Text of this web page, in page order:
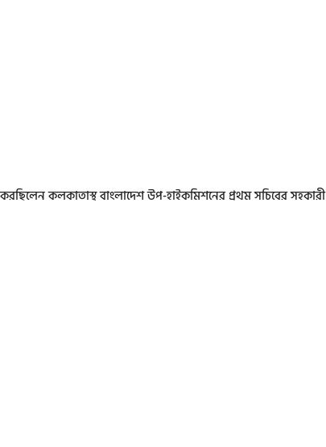
কলকাতাস্থ বাংলাদেশ উপ-হাইকমিশনের প্রথম সচিবের সহকারী